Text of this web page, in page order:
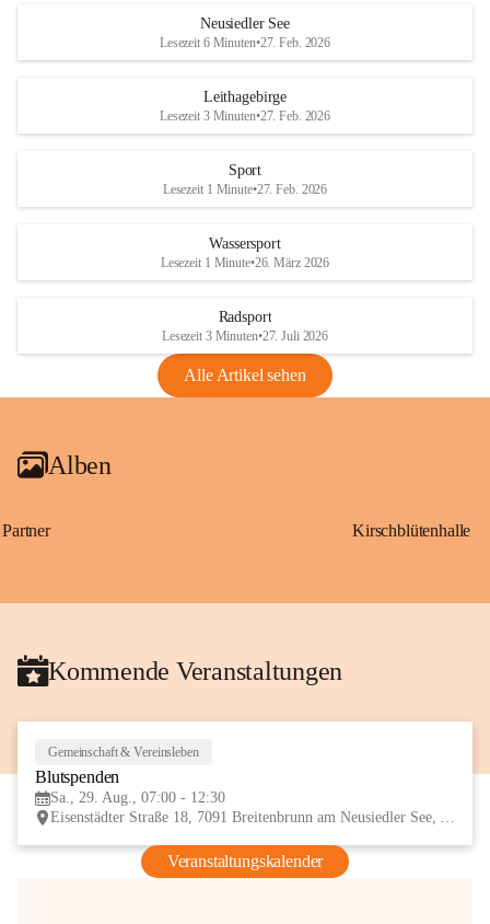
S
und den daraus folgenden wirtschaftlichen
Maßnahmen zur Bekämpfung
Rebe und der Amerikanischen
Anhang VBl. EU Nr. 18
1 Seite•1,4 MB
VBl. EU Nr. 18_2026
r
S
Neusiedler See
Lesezeit 6 Minuten•27. Feb. 2026
Leithagebirge
Lesezeit 3 Minuten•27. Feb. 2026
Sport
Lesezeit 1 Minute•27. Feb. 2026
Wassersport
Lesezeit 1 Minute•26. März 2026
Radsport
Lesezeit 3 Minuten•27. Juli 2026
Alle Artikel sehen
Alben
Partner Kirschblütenhalle
Kommende Veranstaltungen
Gemeinschaft & Vereinsleben
Blutspenden
Sa., 29. Aug., 07:00 - 12:30
Eisenstädter Straße 18, 7091 Breitenbrunn am Neusiedler See, AUT
Veranstaltungskalender